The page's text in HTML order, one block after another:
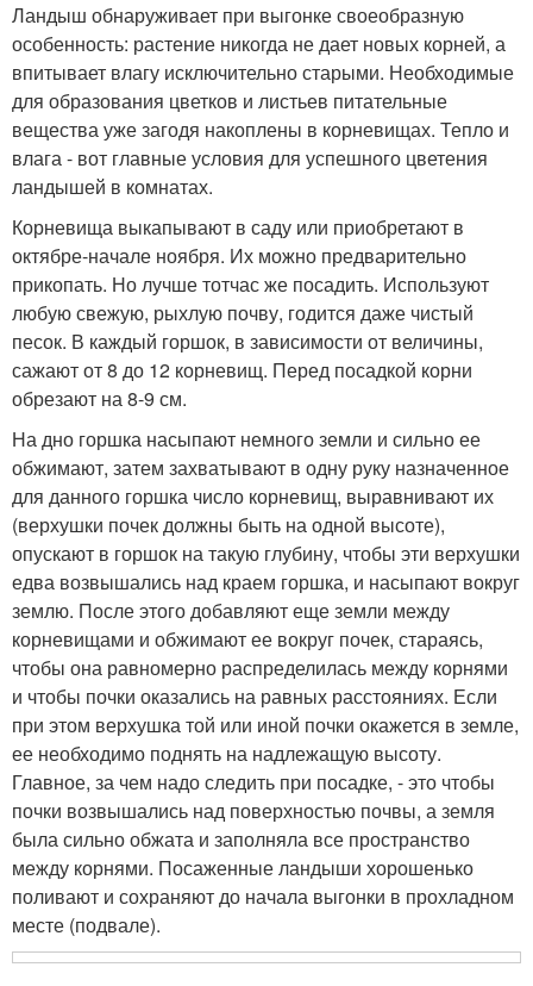
Ландыш обнаруживает при выгонке своеобразную
особенность: растение никогда не дает новых корней, а
впитывает влагу исключительно старыми. Необходимые
для образования цветков и листьев питательные
вещества уже загодя накоплены в корневищах. Тепло и
влага - вот главные условия для успешного цветения
ландышей в комнатах.
Корневища выкапывают в саду или приобретают в
октябре-начале ноября. Их можно предварительно
прикопать. Но лучше тотчас же посадить. Используют
любую свежую, рыхлую почву, годится даже чистый
песок. В каждый горшок, в зависимости от величины,
сажают от 8 до 12 корневищ. Перед посадкой корни
обрезают на 8-9 см.
На дно горшка насыпают немного земли и сильно ее
обжимают, затем захватывают в одну руку назначенное
для данного горшка число корневищ, выравнивают их
(верхушки почек должны быть на одной высоте),
опускают в горшок на такую глубину, чтобы эти верхушки
едва возвышались над краем горшка, и насыпают вокруг
землю. После этого добавляют еще земли между
корневищами и обжимают ее вокруг почек, стараясь,
чтобы она равномерно распределилась между корнями
и чтобы почки оказались на равных расстояниях. Если
при этом верхушка той или иной почки окажется в земле,
ее необходимо поднять на надлежащую высоту.
Главное, за чем надо следить при посадке, - это чтобы
почки возвышались над поверхностью почвы, а земля
была сильно обжата и заполняла все пространство
между корнями. Посаженные ландыши хорошенько
поливают и сохраняют до начала выгонки в прохладном
месте (подвале).